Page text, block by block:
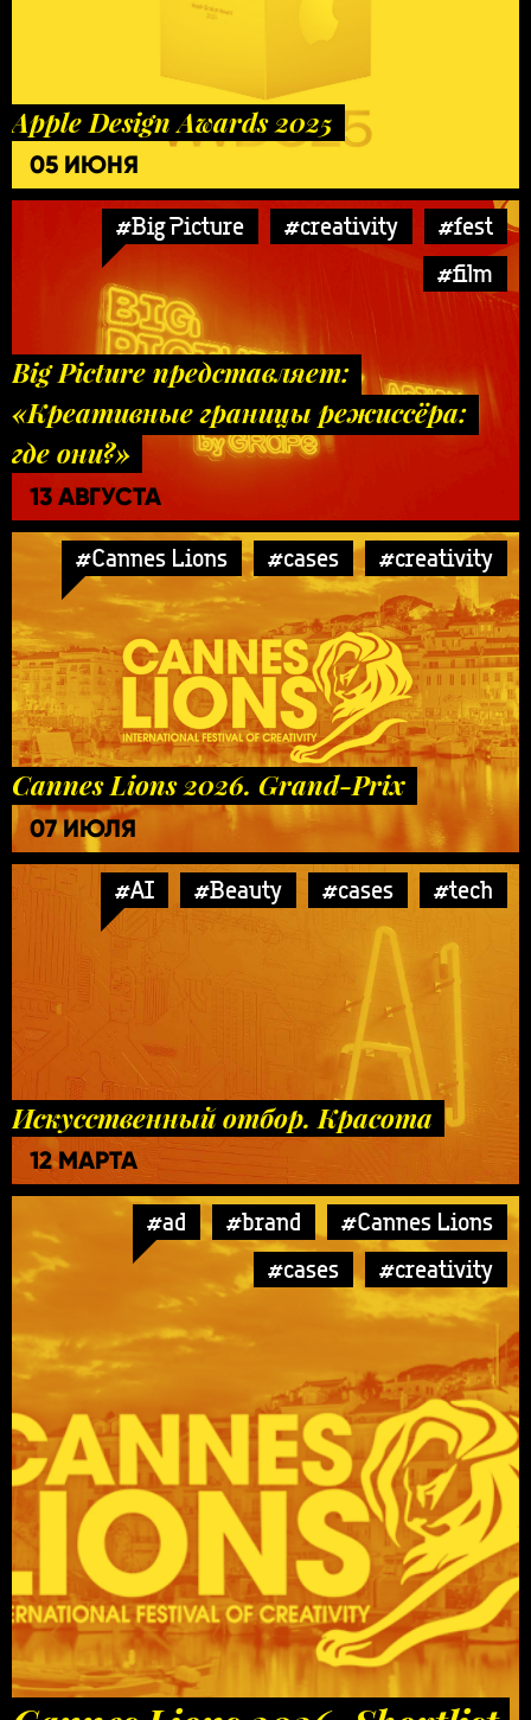
Apple Design Awards 2025
05 ИЮНЯ
#Big Picture #creativity
#fest
#film
Big Picture представляет:
«Креативные границы режиссёра:
где они?»
13 АВГУСТА
#Cannes Lions #cases #creativity
Cannes Lions 2026. Grand-Prix
07 ИЮЛЯ
#AI #Beauty #cases #tech
Искусственный отбор. Красота
12 МАРТА
#ad #brand
#Cannes Lions
#cases
#creativity